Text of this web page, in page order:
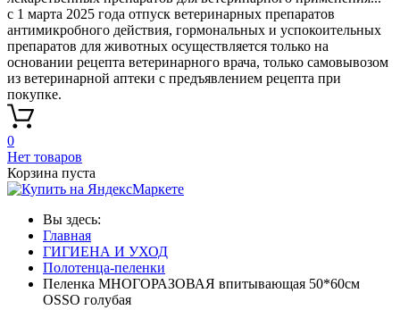
с 1 марта 2025 года отпуск ветеринарных препаратов
антимикробного действия, гормональных и успокоительных
препаратов для животных осуществляется только на
основании рецепта ветеринарного врача, только самовывозом
из ветеринарной аптеки с предъявлением рецепта при
покупке.
0
Нет товаров
Корзина пуста
Вы здесь:
Главная
ГИГИЕНА И УХОД
Полотенца-пеленки
Пеленка МНОГОРАЗОВАЯ впитывающая 50*60см
OSSO голубая